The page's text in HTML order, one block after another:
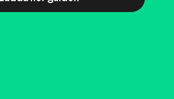
Data och analysverktyg